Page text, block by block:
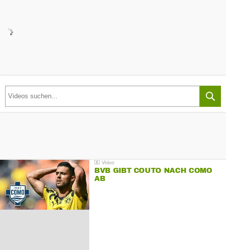
BVB GIBT COUTO NACH COMO
AB